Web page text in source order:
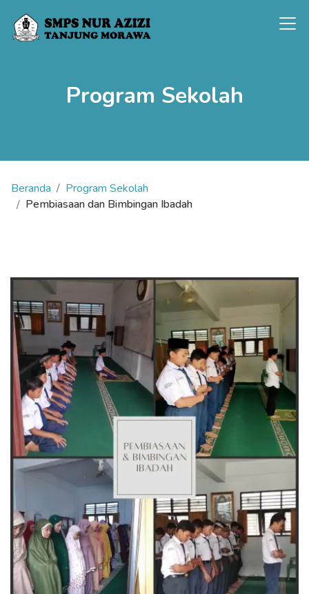
Program Sekolah
Beranda
Program Sekolah
Pembiasaan dan Bimbingan Ibadah